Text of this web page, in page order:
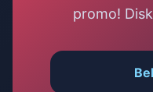
promo!